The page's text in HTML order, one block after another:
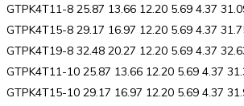
GTPK4T11-8 25.87 13.66 12.20 5.69 4.37
GTPK4T15-8 29.17 16.97 12.20 5.69 4.37
GTPK4T19-8 32.48 20.27 12.20 5.69 4.37
GTPK4T11-10 25.87 13.66 12.20 5.69 4.37
GTPK4T15-10 29.17 16.97 12.20 5.69 4.37